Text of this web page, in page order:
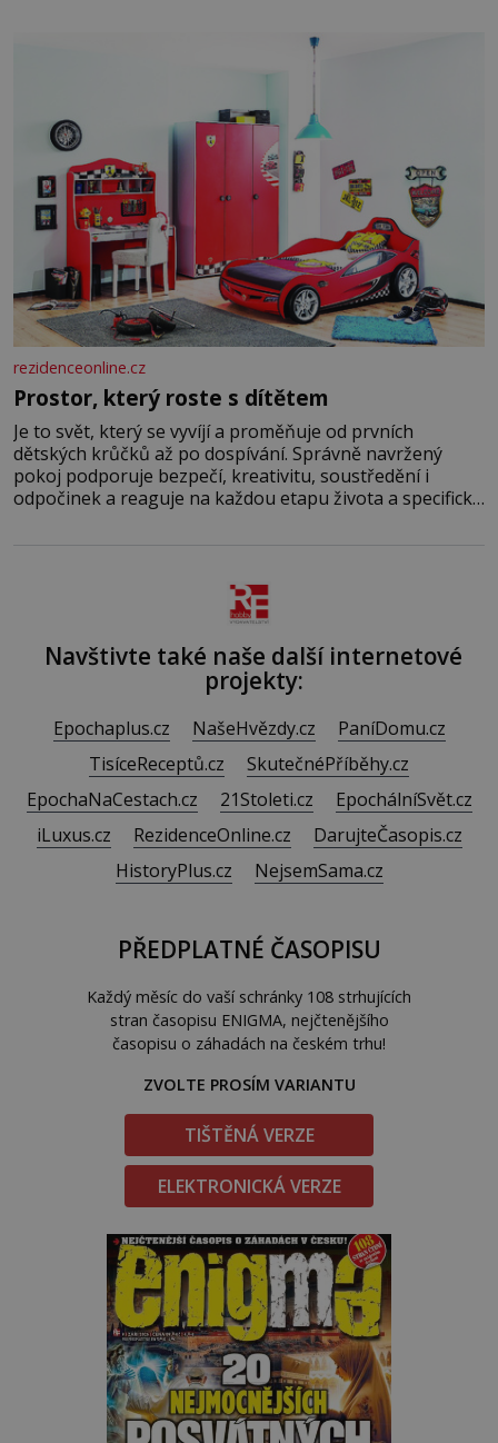
rezidenceonline.cz
Prostor, který roste s dítětem
Je to svět, který se vyvíjí a proměňuje od prvních
dětských krůčků až po dospívání. Správně navržený
pokoj podporuje bezpečí, kreativitu, soustředění i
odpočinek a reaguje na každou etapu života a specifické
Navštivte také naše další internetové
projekty:
Epochaplus.cz NašeHvězdy.cz
PaníDomu.cz
TisíceReceptů.cz
SkutečnéPříběhy.cz
EpochaNaCestach.cz
21Stoleti.cz
EpochálníSvět.cz
iLuxus.cz
RezidenceOnline.cz
DarujteČasopis.cz
HistoryPlus.cz
NejsemSama.cz
PŘEDPLATNÉ ČASOPISU
Každý měsíc do vaší schránky 108 strhujících
stran časopisu ENIGMA, nejčtenějšího
časopisu o záhadách na českém trhu!
ZVOLTE PROSÍM VARIANTU
TIŠTĚNÁ VERZE
ELEKTRONICKÁ VERZE